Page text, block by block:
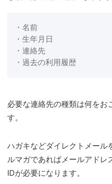
・名前
・生年月日
・連絡先
・過去の利用履歴
必要な連絡先の種類は何をお
す。
ハガキなどダイレクトメール
ルマガであればメールアドレ
IDが必要になります。